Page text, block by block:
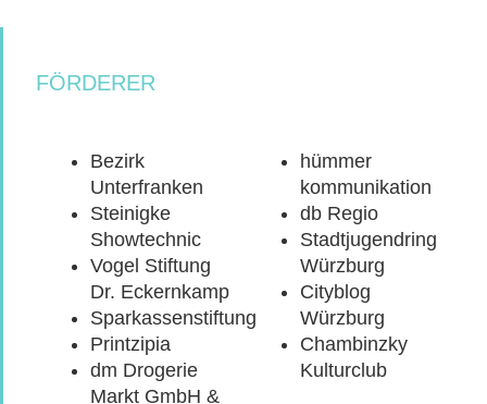
FÖRDERER
Bezirk
Unterfranken
Steinigke
Showtechnic
Vogel Stiftung
Dr. Eckernkamp
Sparkassenstiftung
Printzipia
dm Drogerie
Markt GmbH &
hümmer
kommunikation
db Regio
Stadtjugendring
Würzburg
Cityblog
Würzburg
Chambinzky
Kulturclub